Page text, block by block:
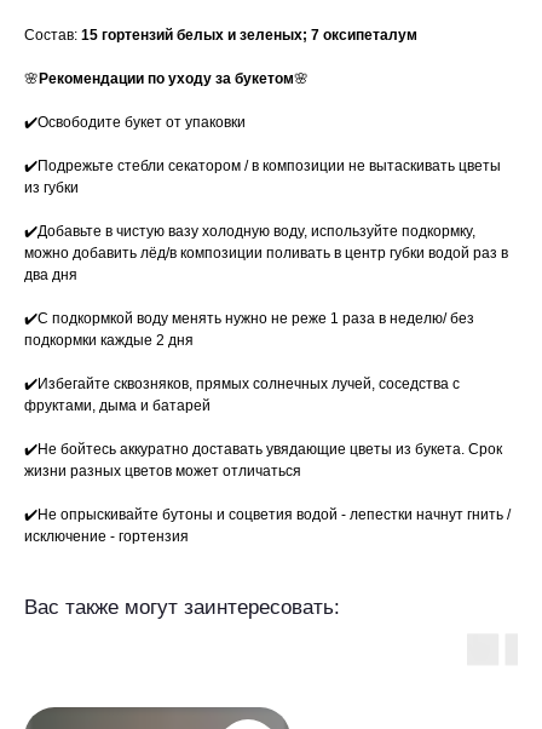
Состав: 15 гортензий белых и зеленых; 7 оксипеталум
🌸 Рекомендации по уходу за букетом🌸
✔️Освободите букет от упаковки
✔️Подрежьте стебли секатором / в композиции не вытаскивать цветы
из губки
✔️Добавьте в чистую вазу холодную воду, используйте подкормку,
можно добавить лёд/в композиции поливать в центр губки водой раз в
два дня
✔️С подкормкой воду менять нужно не реже 1 раза в неделю/ без
подкормки каждые 2 дня
✔️Избегайте сквозняков, прямых солнечных лучей, соседства с
фруктами, дыма и батарей
✔️Не бойтесь аккуратно доставать увядающие цветы из букета. Срок
жизни разных цветов может отличаться
✔️Не опрыскивайте бутоны и соцветия водой - лепестки начнут гнить /
исключение - гортензия
Вас также могут заинтересовать: